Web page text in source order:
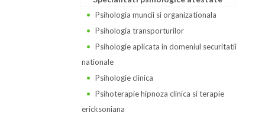
Psihologia muncii si organizationala
Psihologia transporturilor
Psihologie aplicata in domeniul securitatii
nationale
Psihologie clinica
Psihoterapie hipnoza clinica si terapie
ericksoniana